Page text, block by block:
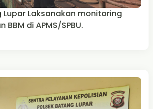
Lupar Laksanakan monitoring
BBM di APMS/SPBU.